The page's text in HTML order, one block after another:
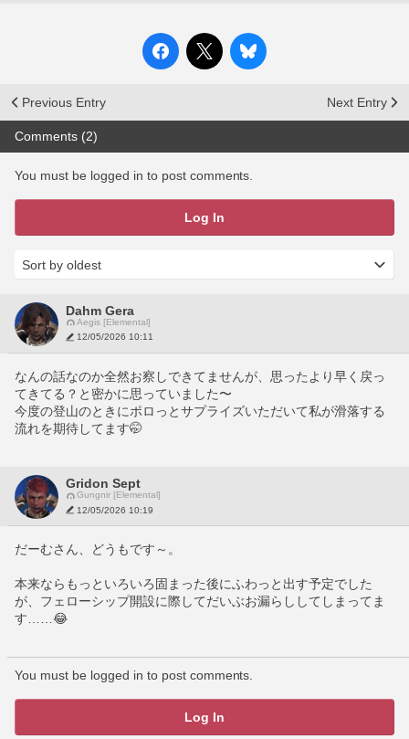
Previous Entry Next Entry
Comments (2)
You must be logged in to post comments.
Log In
Dahm Gera
Aegis [Elemental]
12/05/2026 10:11
なんの話なのか全然お察しできてませんが、思ったより早く戻っ
てきてる？と密かに思っていました〜
今度の登山のときにポロっとサプライズいただいて私が滑落する
流れを期待してます🤭
Gridon Sept
Gungnir [Elemental]
12/05/2026 10:19
だーむさん、どうもです～。
本来ならもっといろいろ固まった後にふわっと出す予定でした
が、フェローシップ開設に際してだいぶお漏らししてしまってま
す……😂
You must be logged in to post comments.
Log In